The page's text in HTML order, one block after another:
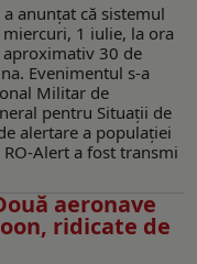
anunțat că sistemul
1 iulie, la ora
30 de
Evenimentul s-a
Militar de
pentru Situații de
alertare a populației
Alert a fost transmi
aeronave
ridicate de